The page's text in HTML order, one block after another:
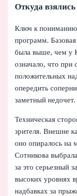
Откуда
Ключ к пониманию
программ.
была выше, чем у
означало, что при
положительных
опередить
заметный недочет.
Техническая
зрителя. Внешне
оно опиралось на
Сотникова
за это серьезный
высоких уровнях
надбавках за